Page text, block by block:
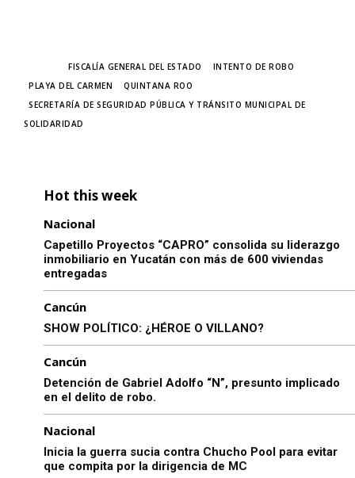
FISCALÍA GENERAL DEL ESTADO
INTENTO DE ROBO
PLAYA DEL CARMEN
QUINTANA ROO
SECRETARÍA DE SEGURIDAD PÚBLICA Y TRÁNSITO MUNICIPAL DE
SOLIDARIDAD
Hot this week
Nacional
Capetillo Proyectos “CAPRO” consolida su liderazgo
inmobiliario en Yucatán con más de 600 viviendas
entregadas
Cancún
SHOW POLÍTICO: ¿HÉROE O VILLANO?
Cancún
Detención de Gabriel Adolfo “N”, presunto implicado
en el delito de robo.
Nacional
Inicia la guerra sucia contra Chucho Pool para evitar
que compita por la dirigencia de MC